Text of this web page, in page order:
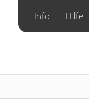
Info Hilfe